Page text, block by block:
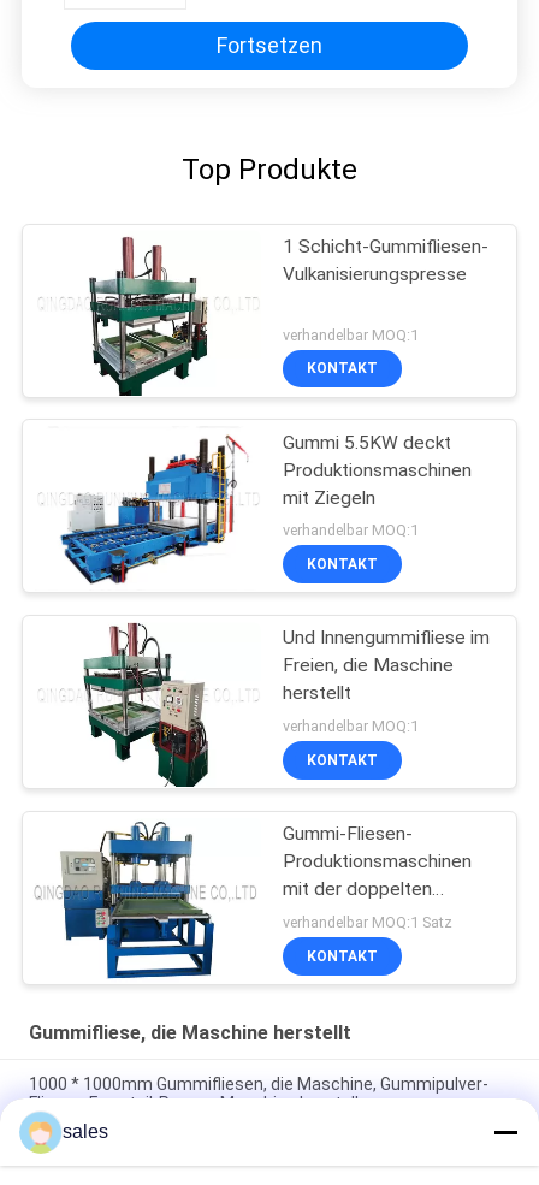
Fortsetzen
Top Produkte
1 Schicht-Gummifliesen-
Vulkanisierungspresse
verhandelbar MOQ:1
KONTAKT
Gummi 5.5KW deckt
Produktionsmaschinen
mit Ziegeln
verhandelbar MOQ:1
KONTAKT
Und Innengummifliese im
Freien, die Maschine
herstellt
verhandelbar MOQ:1
KONTAKT
Gummi-Fliesen-
Produktionsmaschinen
mit der doppelten
Seitenform, die System
schiebt
verhandelbar MOQ:1 Satz
KONTAKT
Gummifliese, die Maschine herstellt
1000 * 1000mm Gummifliesen, die Maschine, Gummipulver-
Fliesen-Formteil-Presse-Maschine herstellen
50T / Druck 80T/120T Spielplatz-Gummipulver-Fliese, die
Maschine herstellend vulkanisiert
sales